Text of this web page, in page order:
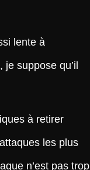
lente à
suppose qu’il
à retirer
les plus
n’est pas trop